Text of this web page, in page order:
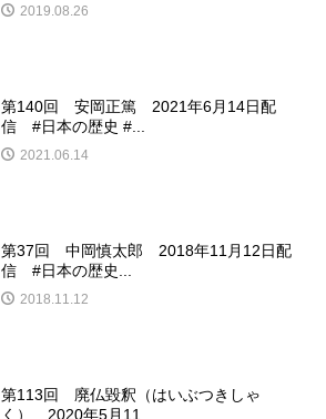
2019.08.26
第140回 安岡正篤 2021年6月14日配
信 #日本の歴史 #...
2021.06.14
第37回 中岡慎太郎 2018年11月12日配
信 #日本の歴史...
2018.11.12
第113回 廃仏毀釈（はいぶつきしゃ
く） 2020年5月11...